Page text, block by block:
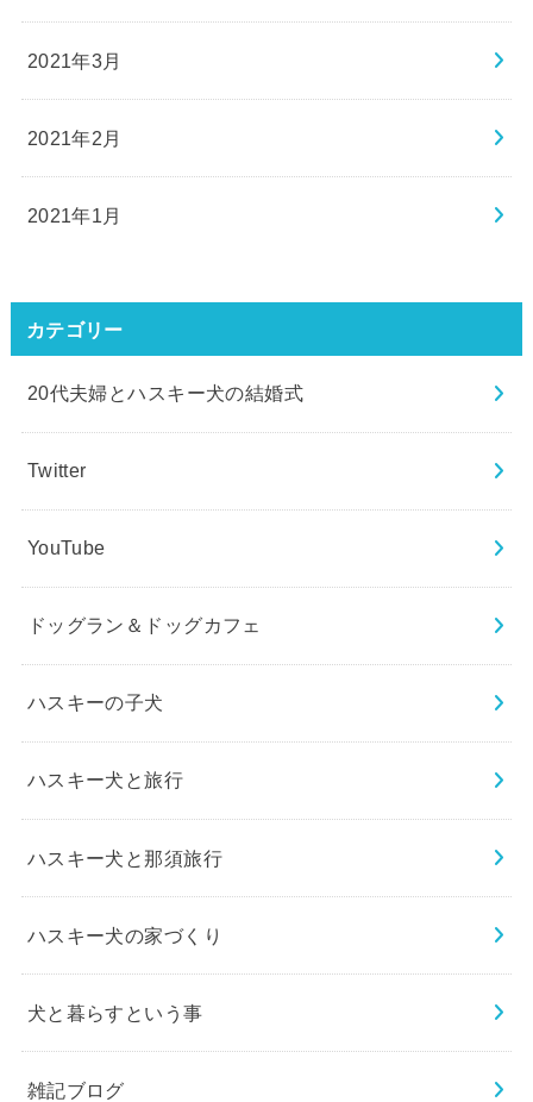
2021年3月
2021年2月
2021年1月
カテゴリー
20代夫婦とハスキー犬の結婚式
Twitter
YouTube
ドッグラン＆ドッグカフェ
ハスキーの子犬
ハスキー犬と旅行
ハスキー犬と那須旅行
ハスキー犬の家づくり
犬と暮らすという事
雑記ブログ